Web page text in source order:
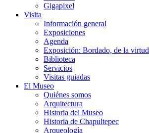
Gigapixel
Visita
Información general
Exposiciones
Agenda
Exposición: Bordado, de la virtud
Biblioteca
Servicios
Visitas guiadas
El Museo
Quiénes somos
Arquitectura
Historia del Museo
Historia de Chapultepec
Arqueología